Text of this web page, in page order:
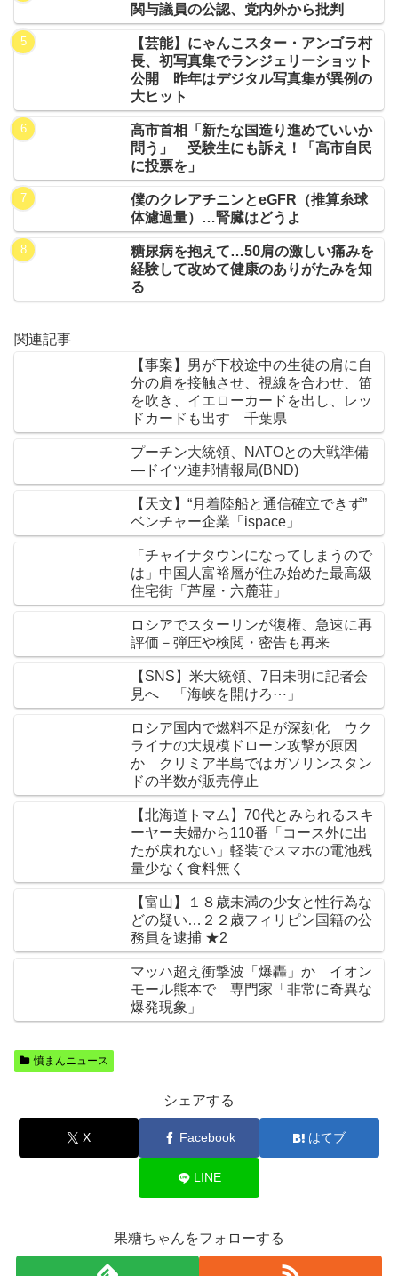
関与議員の公認、党内外から批判
【芸能】にゃんこスター・アンゴラ村
長、初写真集でランジェリーショット
公開 昨年はデジタル写真集が異例の
大ヒット
高市首相「新たな国造り進めていいか
問う」 受験生にも訴え！「高市自民
に投票を」
僕のクレアチニンとeGFR（推算糸球
体濾過量）…腎臓はどうよ
糖尿病を抱えて…50肩の激しい痛みを
経験して改めて健康のありがたみを知
る
関連記事
【事案】男が下校途中の生徒の肩に自
分の肩を接触させ、視線を合わせ、笛
を吹き、イエローカードを出し、レッ
ドカードも出す 千葉県
プーチン大統領、NATOとの大戦準備
―ドイツ連邦情報局(BND)
【天文】“月着陸船と通信確立できず”
ベンチャー企業「ispace」
「チャイナタウンになってしまうので
は」中国人富裕層が住み始めた最高級
住宅街「芦屋・六麓荘」
ロシアでスターリンが復権、急速に再
評価－弾圧や検閲・密告も再来
【SNS】米大統領、7日未明に記者会
見へ 「海峡を開けろ⋯」
ロシア国内で燃料不足が深刻化 ウク
ライナの大規模ドローン攻撃が原因
か クリミア半島ではガソリンスタン
ドの半数が販売停止
【北海道トマム】70代とみられるスキ
ーヤー夫婦から110番「コース外に出
たが戻れない」軽装でスマホの電池残
量少なく食料無く
【富山】１８歳未満の少女と性行為な
どの疑い…２２歳フィリピン国籍の公
務員を逮捕 ★2
マッハ超え衝撃波「爆轟」か イオン
モール熊本で 専門家「非常に奇異な
爆発現象」
憤まんニュース
シェアする
X Facebook はてブ
LINE
果糖ちゃんをフォローする